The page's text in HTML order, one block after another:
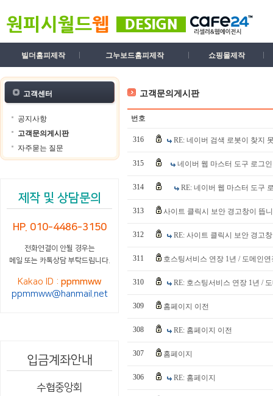
빌더홈피제작 그누보드홈피제작 쇼핑몰제작
고객센터
공지사항
고객문의게시판
자주묻는 질문
제작 및 상담문의
HP. 010-4486-3150
전화연결이 안될 경우는
메일 또는 카톡상담 부탁드립니다.
Kakao ID :ppmmww
ppmmww@hanmail.net
입금계좌안내
수협중앙회
고객문의게시판
번호
316 RE: 네이버 검색 로봇이 찾지
315 네이버 웹 마스터 도구 로그인
314 RE: 네이버 웹 마스터 도구
313 사이트 클릭시 보안 경고창이 뜹
312 RE: 사이트 클릭시 보안 경고
311 호스팅서비스 연장 1년 / 도메인
310 RE: 호스팅서비스 연장 1년 /
309 홈페이지 이전
308 RE: 홈페이지 이전
307 홈페이지
306 RE: 홈페이지